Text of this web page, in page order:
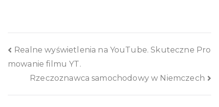
Nawigacja
wpisu
Realne wyświetlenia na YouTube. Skuteczne Pro
mowanie filmu YT.
Rzeczoznawca samochodowy w Niemczech